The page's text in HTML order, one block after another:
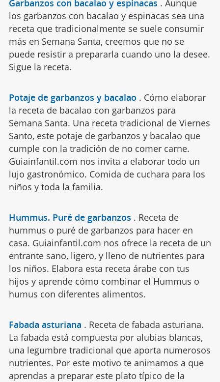
Garbanzos con bacalao y espinacas . Aunque
los garbanzos con bacalao y espinacas sea una
receta que tradicionalmente se suele consumir
más en Semana Santa, creemos que no se
puede resistir a prepararla cuando uno la desee.
Sigue la receta.
Potaje de garbanzos y bacalao . Cómo elaborar
la receta de bacalao con garbanzos para
Semana Santa. Una receta tradicional de Viernes
Santo, este potaje de garbanzos y bacalao que
cumple con la tradición de no comer carne.
Guiainfantil.com nos invita a elaborar todo un
lujo gastronómico. Comida de cuchara para los
niños y toda la familia.
Hummus. Puré de garbanzos . Receta de
hummus o puré de garbanzos para hacer en
casa. Guiainfantil.com nos ofrece la receta de un
entrante sano, ligero, y lleno de nutrientes para
los niños. Elabora esta receta árabe con tus
hijos y aprende cómo combinar el Hummus o
humus con diferentes alimentos.
Fabada asturiana . Receta de fabada asturiana.
La fabada está compuesta por alubias blancas,
una legumbre tradicional que aporta numerosos
nutrientes. Por este motivo te animamos a que
aprendas a preparar este plato típico de la